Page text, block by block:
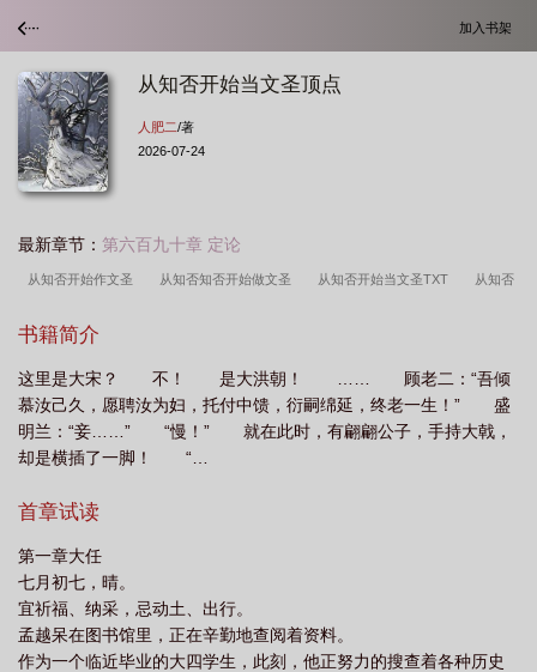
加入书架
从知否开始当文圣顶点
人肥二/著
2026-07-24
最新章节： 第六百九十章 定论
从知否开始作文圣 从知否知否开始做文圣 从知否开始当文圣TXT 从知否
允 从知否开始当文圣苗疆网
音 从知否开始当文圣最新章节更新内容 从知否开始当文圣 想法 从知否开
始当文圣人肥二 从知否开始当文圣最新章节 从知否开始当文圣吧 从知否开
始当文圣免费阅读 从知否开始当文圣我来读
笔趣阁 从知否开始当文圣的
文免费
书籍简介
这里是大宋？ 不！ 是大洪朝！ …… 顾老二：“吾倾
慕汝己久，愿聘汝为妇，托付中馈，衍嗣绵延，终老一生！” 盛
明兰：“妾……” “慢！” 就在此时，有翩翩公子，手持大戟，
却是横插了一脚！ “…
首章试读
第一章大任
七月初七，晴。
宜祈福、纳采，忌动土、出行。
孟越呆在图书馆里，正在辛勤地查阅着资料。
作为一个临近毕业的大四学生，此刻，他正努力的搜查着各种历史